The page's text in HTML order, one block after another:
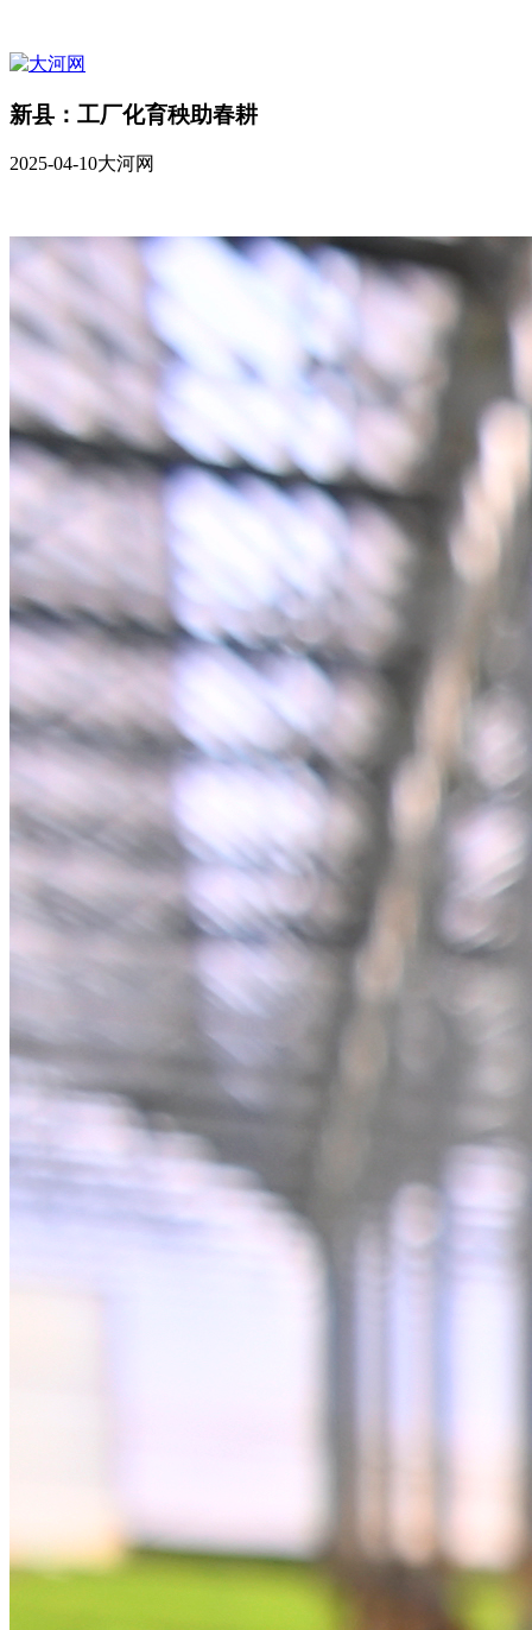
新县：工厂化育秧助春耕
2025-04-10大河网